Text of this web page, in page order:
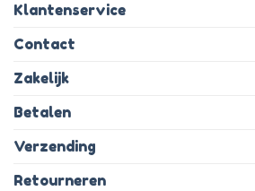
Klantenservice
Contact
Zakelijk
Betalen
Verzending
Retourneren